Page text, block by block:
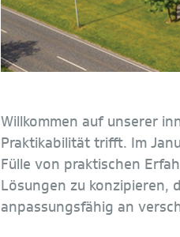
Willkommen auf unserer
Praktikabilität trifft. Im
Fülle von praktischen
Lösungen zu konzipieren,
anpassungsfähig an